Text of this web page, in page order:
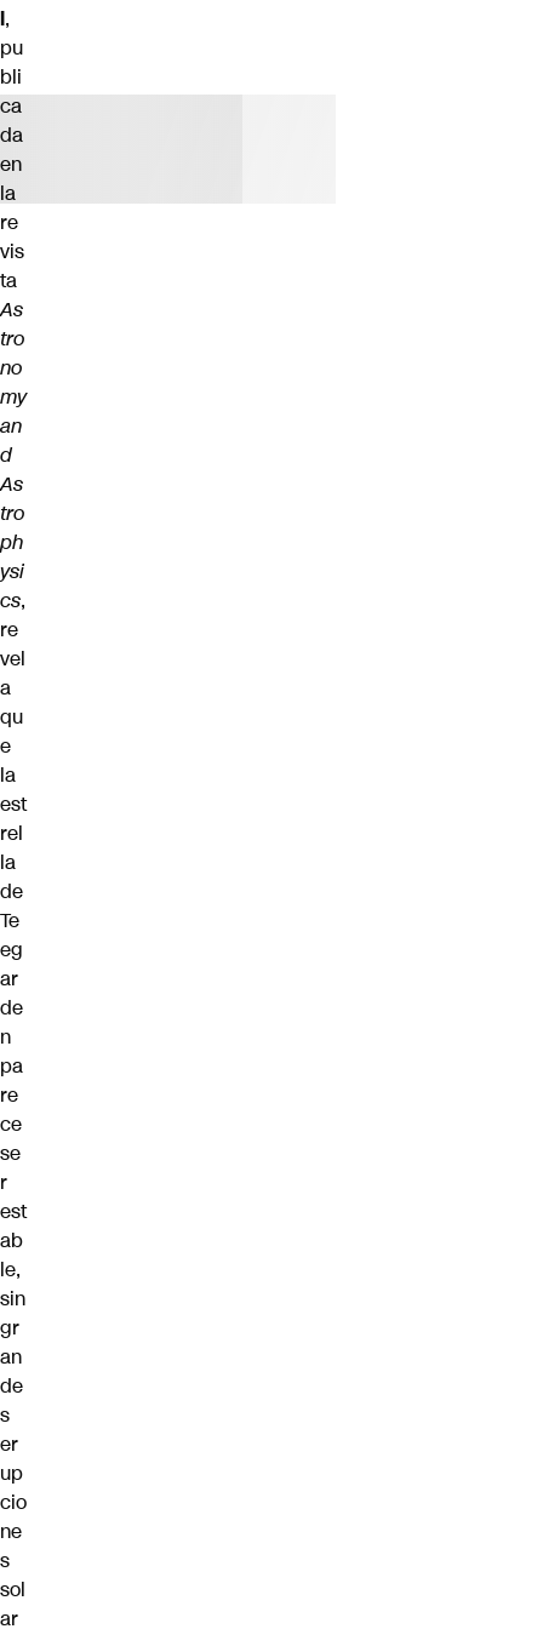
l,
pu
bli
ca
da
en
la
re
vis
ta
As
tro
no
my
an
d
As
tro
ph
ysi
cs,
re
vel
a
qu
e
la
est
rel
la
de
Te
eg
ar
de
n
pa
re
ce
se
r
est
ab
le,
sin
gr
an
de
s
er
up
cio
ne
s
sol
ar